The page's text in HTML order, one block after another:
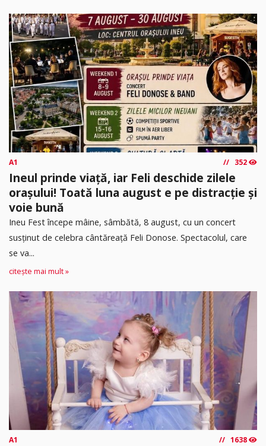
A1 352
Ineul prinde viață, iar Feli deschide zilele
orașului! Toată luna august e pe distracție și
voie bună
Ineu Fest începe mâine, sâmbătă, 8 august, cu un concert
susținut de celebra cântăreață Feli Donose. Spectacolul, care
se va...
citește mai mult »
A1 1638